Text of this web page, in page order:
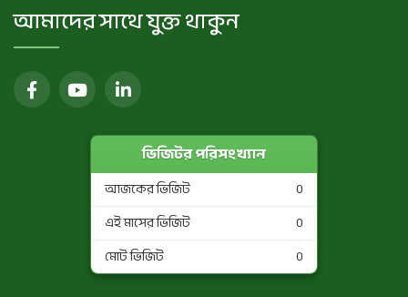
আমাদের সাথে যুক্ত থাকুন
ভিজিটর পরিসংখ্যান
আজকের ভিজিট
0
এই মাসের ভিজিট
0
মোট ভিজিট
0